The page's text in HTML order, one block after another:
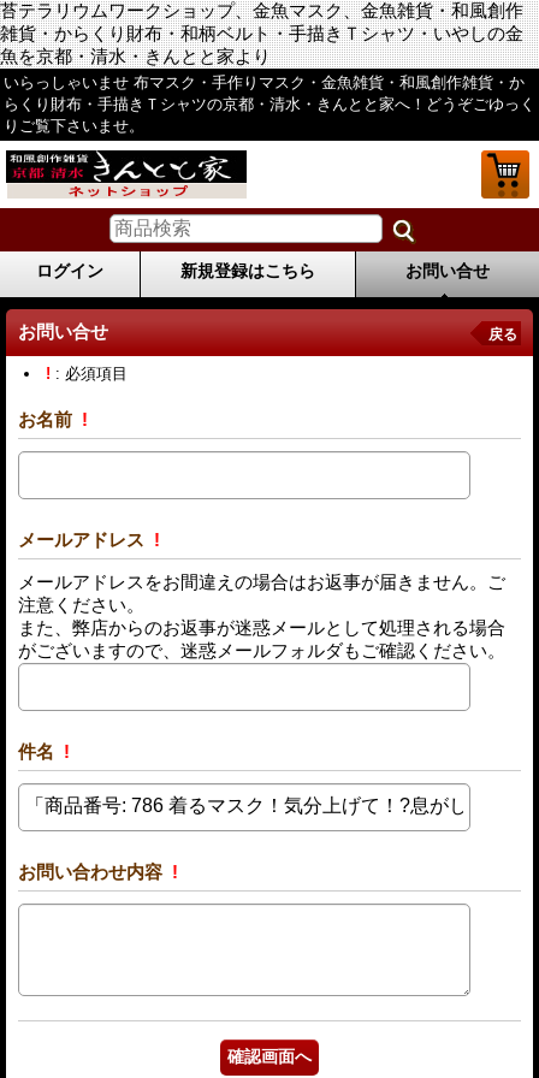
苔テラリウムワークショップ、金魚マスク、金魚雑貨・和風創作
雑貨・からくり財布・和柄ベルト・手描きＴシャツ・いやしの金
魚を京都・清水・きんとと家より
いらっしゃいませ 布マスク・手作りマスク・金魚雑貨・和風創作雑貨・か
らくり財布・手描きＴシャツの京都・清水・きんとと家へ！どうぞごゆっく
りご覧下さいませ。
ログイン 新規登録はこちら お問い合せ
お問い合せ 戻る
! : 必須項目
お名前 !
メールアドレス !
メールアドレスをお間違えの場合はお返事が届きません。ご
注意ください。
また、弊店からのお返事が迷惑メールとして処理される場合
がございますので、迷惑メールフォルダもご確認ください。
件名 !
お問い合わせ内容 !